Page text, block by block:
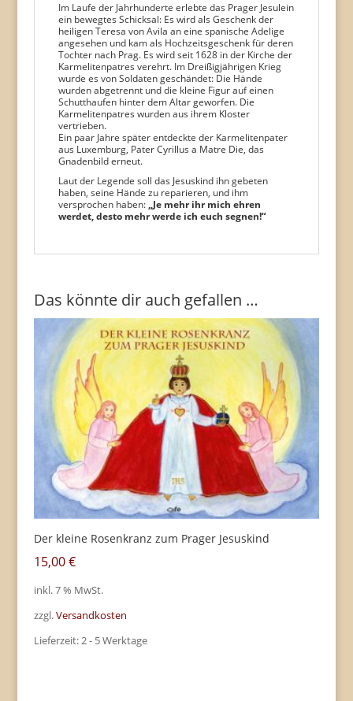
Im Laufe der Jahrhunderte erlebte das Prager Jesulein
ein bewegtes Schicksal: Es wird als Geschenk der
heiligen Teresa von Avila an eine spanische Adelige
angesehen und kam als Hochzeitsgeschenk für deren
Tochter nach Prag. Es wird seit 1628 in der Kirche der
Karmelitenpatres verehrt. Im Dreißigjährigen Krieg
wurde es von Soldaten geschändet: Die Hände
wurden abgetrennt und die kleine Figur auf einen
Schutthaufen hinter dem Altar geworfen. Die
Karmelitenpatres wurden aus ihrem Kloster
vertrieben.
Ein paar Jahre später entdeckte der Karmelitenpater
aus Luxemburg, Pater Cyrillus a Matre Die, das
Gnadenbild erneut.
Laut der Legende soll das Jesuskind ihn gebeten
haben, seine Hände zu reparieren, und ihm
versprochen haben:„Je mehr ihr mich ehren
werdet, desto mehr werde ich euch segnen!“
Das könnte dir auch gefallen …
Der kleine Rosenkranz zum Prager Jesuskind
15,00€
inkl. 7 % MwSt.
zzgl.Versandkosten
Lieferzeit:2 - 5 Werktage